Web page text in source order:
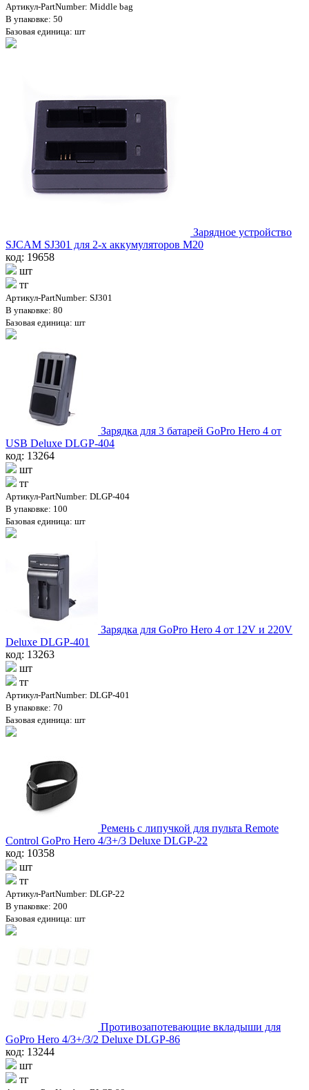
Артикул-PartNumber: Middle bag
В упаковке: 50
Базовая единица: шт
Зарядное устройство
SJCAM SJ301 для 2-х аккумуляторов M20
код: 19658
шт
тг
Артикул-PartNumber: SJ301
В упаковке: 80
Базовая единица: шт
Зарядка для 3 батарей GoPro Hero 4 от
USB Deluxe DLGP-404
код: 13264
шт
тг
Артикул-PartNumber: DLGP-404
В упаковке: 100
Базовая единица: шт
Зарядка для GoPro Hero 4 от 12V и 220V
Deluxe DLGP-401
код: 13263
шт
тг
Артикул-PartNumber: DLGP-401
В упаковке: 70
Базовая единица: шт
Ремень с липучкой для пульта Remote
Control GoPro Hero 4/3+/3 Deluxe DLGP-22
код: 10358
шт
тг
Артикул-PartNumber: DLGP-22
В упаковке: 200
Базовая единица: шт
Противозапотевающие вкладыши для
GoPro Hero 4/3+/3/2 Deluxe DLGP-86
код: 13244
шт
тг